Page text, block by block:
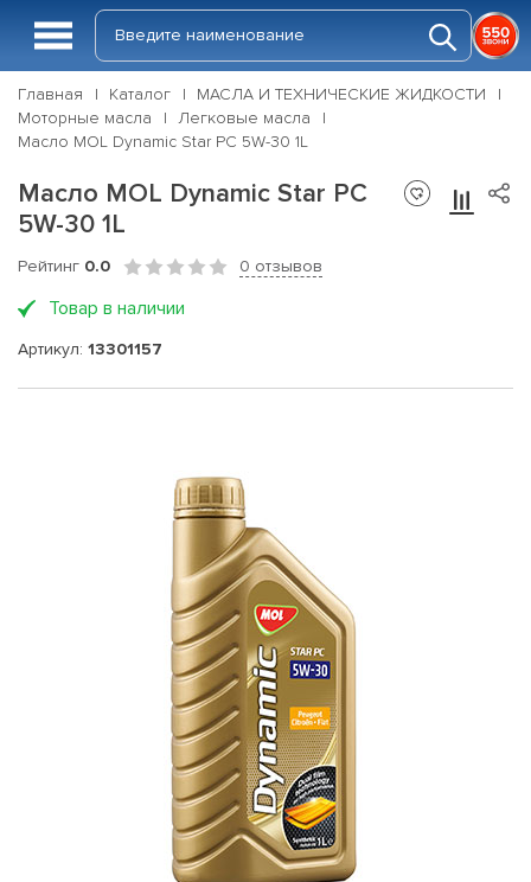
Главная Каталог
МАСЛА И ТЕХНИЧЕСКИЕ ЖИДКОСТИ
Моторные масла
Легковые масла
Масло MOL Dynamic Star PC 5W-30 1L
Масло MOL Dynamic Star PC
5W-30 1L
Рейтинг 0.0 0 отзывов
Товар в наличии
Артикул: 13301157